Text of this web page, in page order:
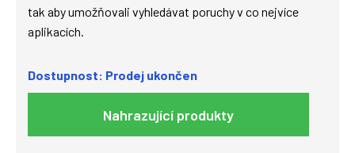
tak aby umožňovali vyhledávat poruchy v co nejvíce
aplikacích.
Dostupnost: Prodej ukončen
Nahrazující produkty